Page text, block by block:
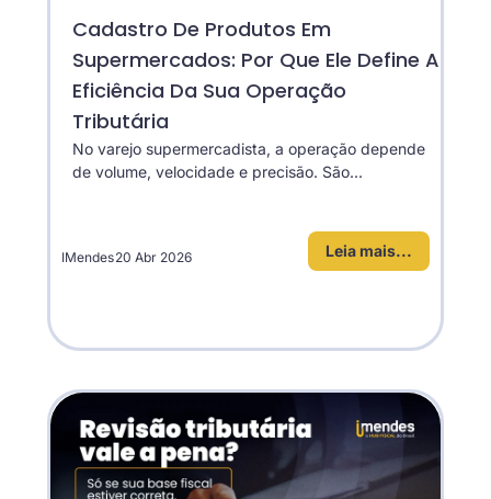
Cadastro De Produtos Em
Supermercados: Por Que Ele Define A
Eficiência Da Sua Operação
Tributária
No varejo supermercadista, a operação depende
de volume, velocidade e precisão. São...
Leia mais...
IMendes20 Abr 2026